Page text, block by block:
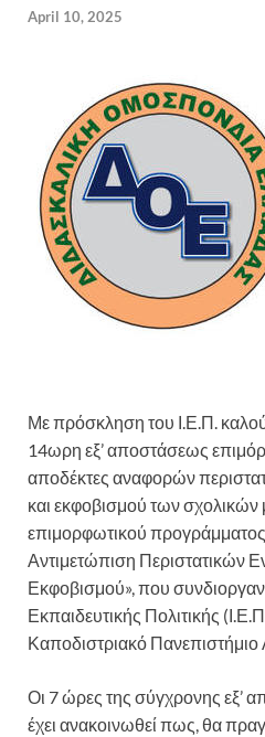
April 10, 2025
Με πρόσκληση του Ι.Ε.Π.
14ωρη εξ’ αποστάσεως
αποδέκτες αναφορών
και εκφοβισμού των
επιμορφωτικού
Αντιμετώπιση Περιστατικών
Εκφοβισμού», που
Εκπαιδευτικής Πολιτικής
Καποδιστριακό
Οι 7 ώρες της σύγχρονης εξ’
έχει ανακοινωθεί πως, θα